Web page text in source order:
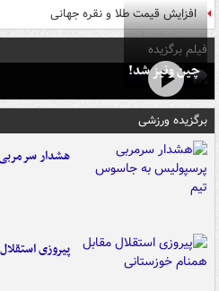
افزایش قیمت طلا و نقره جهانی
فیلم برگزیده
چین ونیز شد!
برگزیده ورزشی
هشدار
پیروزی